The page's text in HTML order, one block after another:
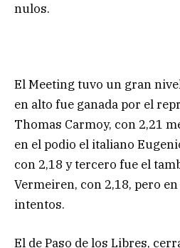
nulos.
El Meeting tuvo un gran
en alto fue ganada por el
Thomas Carmoy, con 2,21
en el podio el italiano
con 2,18 y tercero fue el
Vermeiren, con 2,18, pero
intentos.
El de Paso de los Libres,